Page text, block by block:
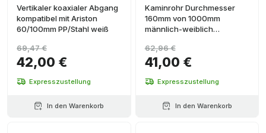
Vertikaler koaxialer Abgang
kompatibel mit Ariston
60/100mm PP/Stahl weiß
42,00 €
69,47 €
Expresszustellung
In den Warenkorb
Kaminrohr Durchmesser
160mm von 1000mm
männlich-weiblich
41,00 €
62,96 €
Expresszustellung
In den Warenkorb